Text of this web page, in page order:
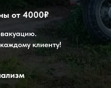
от 4000₽
клиенту!